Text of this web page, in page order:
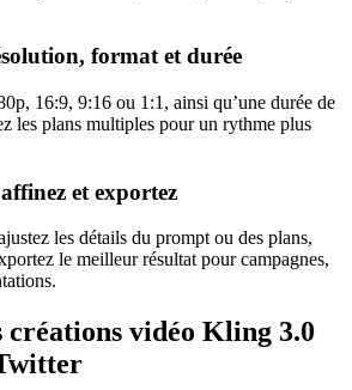
format et durée
16:9, 9:16 ou 1:1, ainsi qu’une durée de
les plans multiples pour un rythme plus
et exportez
les détails du prompt ou des plans,
le meilleur résultat pour campagnes,
créations vidéo Kling 3.0